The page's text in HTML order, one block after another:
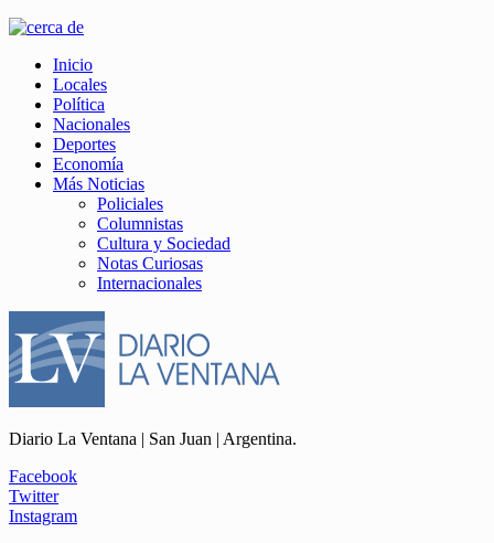
Inicio
Locales
Política
Nacionales
Deportes
Economía
Más Noticias
Policiales
Columnistas
Cultura y Sociedad
Notas Curiosas
Internacionales
Diario La Ventana | San Juan | Argentina.
Facebook
Twitter
Instagram